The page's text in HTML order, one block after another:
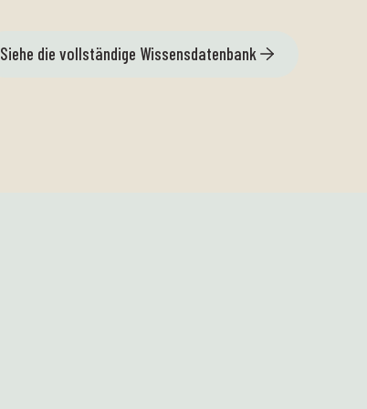
Siehe die vollständige Wissensdatenbank